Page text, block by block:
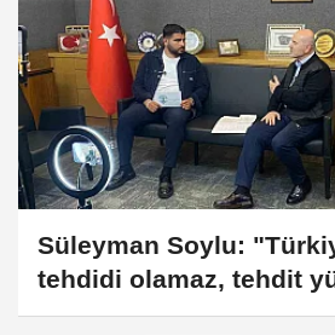
Süleyman Soylu:
tehdidi olamaz, tehdit
dışarıdadır"